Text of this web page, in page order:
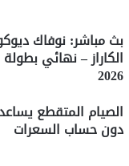
بث مباشر: نوفاك
الكاراز – نهائي
2026
الصيام المتقطع
دون حساب السعرات